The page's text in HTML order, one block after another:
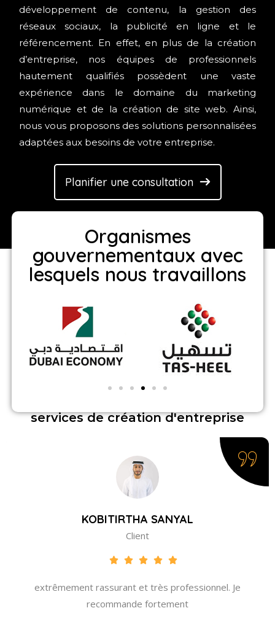
développement de contenu, la gestion des
réseaux sociaux, la publicité en ligne et le
référencement. En effet, en plus de la création
d’entreprise, nos équipes de professionnels
hautement qualifiés possèdent une vaste
expérience dans le domaine du marketing
numérique et de la création de site web. Ainsi,
nous vous proposons des solutions personnalisées
adaptées aux besoins de votre entreprise.
Planifier une consultation
Organismes
gouvernementaux avec
lesquels nous travaillons
Regardez comment nos clients ont
services de création d'entreprise
KOBITIRTHA SANYAL
Client
extrêmement rassurant et très professionnel. Je
recommande fortement